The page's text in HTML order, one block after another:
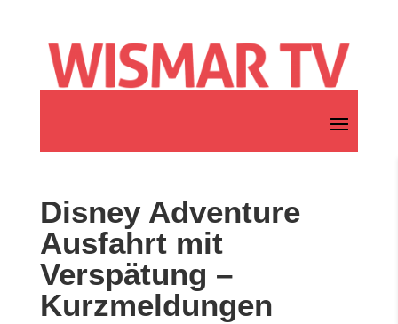
Disney Adventure
Ausfahrt mit
Verspätung –
Kurzmeldungen